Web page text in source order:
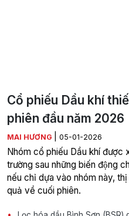
Cổ phiếu Dầu khí
phiên đầu năm 2026
MAI HƯƠNG 05-01-2026
Nhóm cổ phiếu Dầu khí được
trường sau những biến động
nếu chỉ dựa vào nhóm này,
quả về cuối phiên.